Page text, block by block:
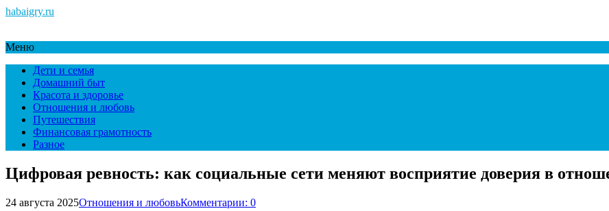
habaigry.ru
Меню
Дети и семья
Домашний быт
Красота и здоровье
Отношения и любовь
Путешествия
Финансовая грамотность
Разное
Цифровая ревность: как социальные сети меняют восприятие доверия в
24 августа 2025Отношения и любовьКомментарии: 0